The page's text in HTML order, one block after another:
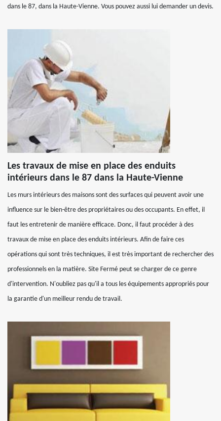
dans le 87, dans la Haute-Vienne. Vous pouvez aussi lui demander un devis.
Les travaux de mise en place des enduits
intérieurs dans le 87 dans la Haute-Vienne
Les murs intérieurs des maisons sont des surfaces qui peuvent avoir une
influence sur le bien-être des propriétaires ou des occupants. En effet, il
faut les entretenir de manière efficace. Donc, il faut procéder à des
travaux de mise en place des enduits intérieurs. Afin de faire ces
opérations qui sont très techniques, il est très important de rechercher des
professionnels en la matière. Site Fermé peut se charger de ce genre
d'intervention. N'oubliez pas qu'il a tous les équipements appropriés pour
la garantie d'un meilleur rendu de travail.